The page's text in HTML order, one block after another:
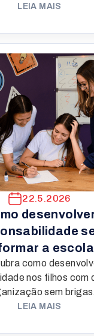
andam
LEIA MAIS
22.5.2026
a escola
de batalha
como
nos filhos com
sem
Rede Decisão para
LEIA MAIS